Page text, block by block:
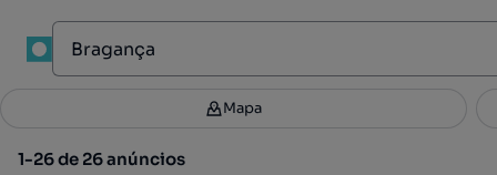
Filtros 2
1-26 de 26 anúncios
Mapa
1-26 de 26 anúncios